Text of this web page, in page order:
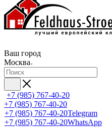
Ваш город
Москва
+7 (985) 767-40-20
+7 (985) 767-40-20
+7 (985) 767-40-20Telegram
+7 (985) 767-40-20WhatsApp